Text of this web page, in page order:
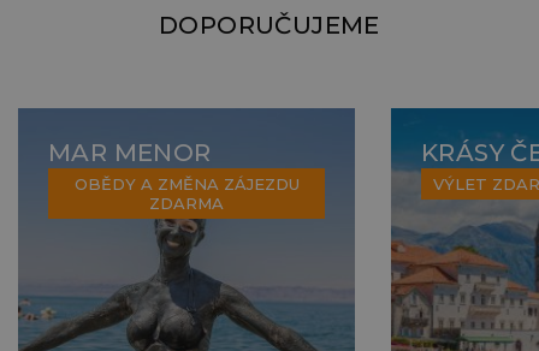
DOPORUČUJEME
MAR MENOR
OBĚDY A ZMĚNA ZÁJEZDU
ZDARMA
KRÁSY
VÝLET